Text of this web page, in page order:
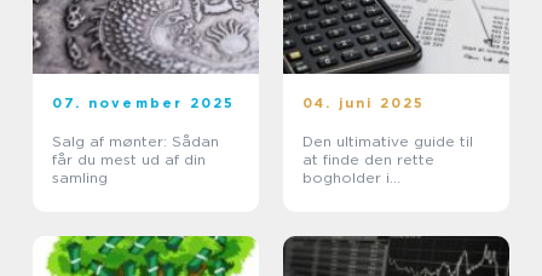
07. november 2025
Salg af mønter: Sådan
får du mest ud af din
samling
04. juni 2025
Den ultimative guide til
at finde den rette
bogholder i